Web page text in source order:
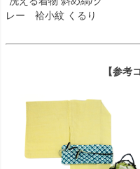
レー 袷小紋 くるり
【参考